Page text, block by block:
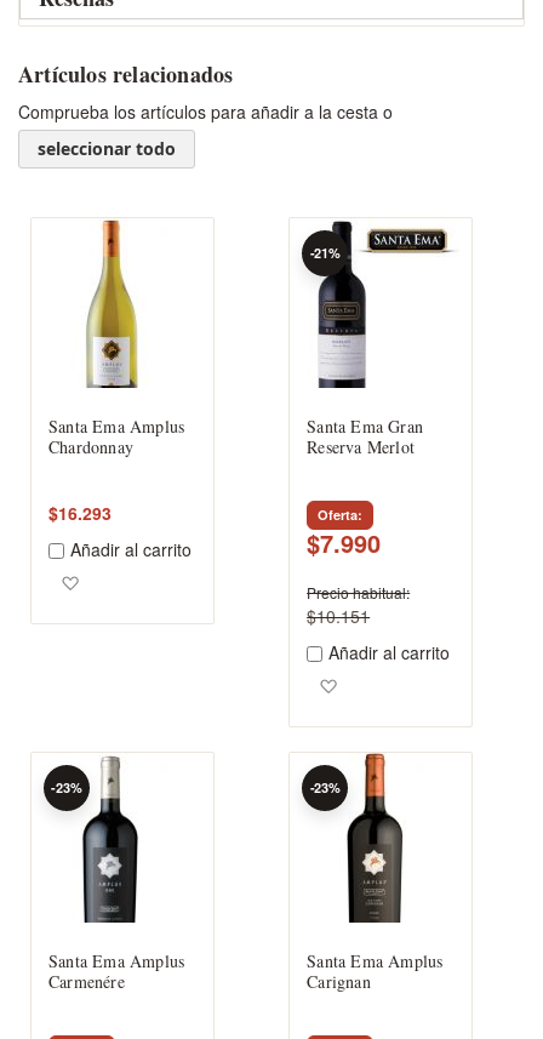
Artículos relacionados
Comprueba los artículos para añadir a la cesta o
seleccionar todo
Santa Ema Amplus
Chardonnay
$16.293
Añadir al carrito
Santa Ema Gran
Reserva Merlot
Oferta
$7.990
-21%
Precio habitual
$10.151
Añadir al carrito
Santa Ema Amplus
Carmenére
-23%
Santa Ema Amplus
Carignan
-23%